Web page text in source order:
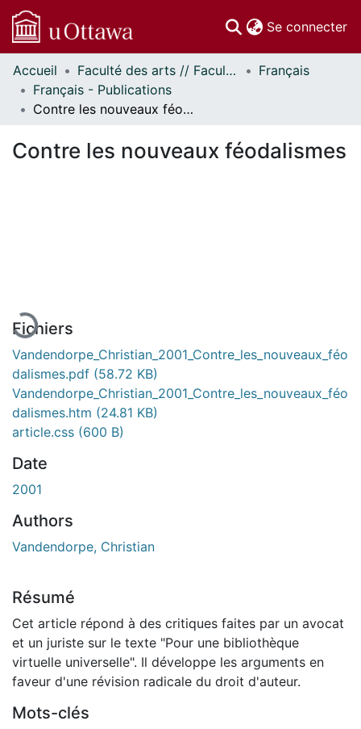
Se connecter
Communautés
et collections
Parcourir
À propos
Accueil Faculté des arts // Faculty of Arts
Français
Français - Publications
Contre les nouveaux féodalismes
Contre les nouveaux féodalismes
Fichiers
Vandendorpe_Christian_2001_Contre_les_nouveaux_féo
dalismes.pdf (58.72 KB)
Vandendorpe_Christian_2001_Contre_les_nouveaux_féo
dalismes.htm (24.81 KB)
article.css (600 B)
Date
2001
Authors
Vandendorpe, Christian
Résumé
Cet article répond à des critiques faites par un avocat
et un juriste sur le texte "Pour une bibliothèque
virtuelle universelle". Il développe les arguments en
faveur d'une révision radicale du droit d'auteur.
Mots-clés